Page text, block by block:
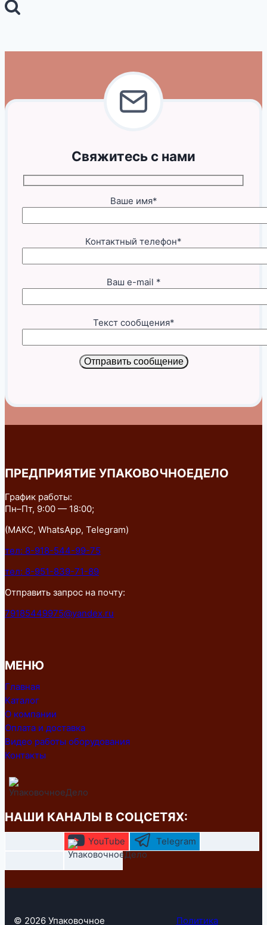
Свяжитесь с нами
Ваше имя*
Контактный телефон*
Ваш e-mail *
Текст сообщения*
Отправить сообщение
ПРЕДПРИЯТИЕ УПАКОВОЧНОЕДЕЛО
График работы:
Пн–Пт, 9:00 — 18:00;
(МАКС, WhatsApp, Telegram)
тел: 8-918-544-99-75
тел: 8-951-839-71-89
Отправить запрос на почту:
79185449975@yandex.ru
МЕНЮ
Главная
Каталог
О компании
Оплата и доставка
Видео работы оборудования
Контакты
НАШИ КАНАЛЫ В СОЦСЕТЯХ:
YouTube Telegram
© 2026 Упаковочное Политика